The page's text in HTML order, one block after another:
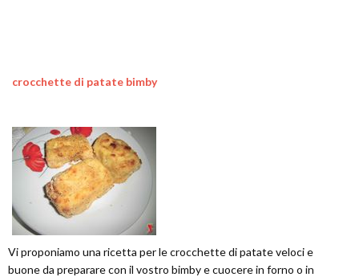
crocchette di patate bimby
Vi proponiamo una ricetta per le crocchette di patate veloci e
buone da preparare con il vostro bimby e cuocere in forno o in